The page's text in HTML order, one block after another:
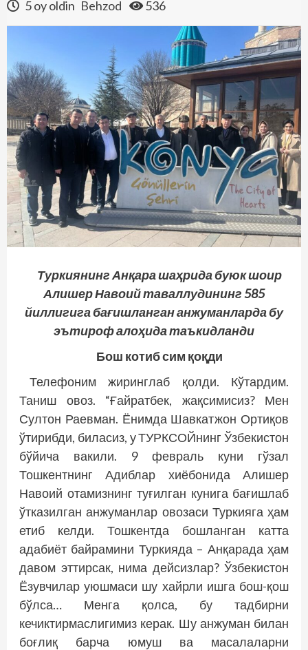
5 oy oldin Behzod 536
Туркиянинг Анқара шаҳрида буюк шоир
Алишер Навоий таваллудининг 585
йиллигига бағишланган анжуманларда бу
эътироф алоҳида таъкидланди
Бош котиб сим қоқди
Телефоним жиринглаб қолди. Кўтардим.
Таниш овоз. “Ғайратбек, жақсимисиз? Мен
Султон Раевман. Ёнимда Шавкатжон Ортиқов
ўтирибди, биласиз, у ТУРКСОЙнинг Ўзбекистон
бўйича вакили. 9 февраль куни гўзал
Тошкентнинг Адиблар хиёбонида Алишер
Навоий отамизнинг туғилган кунига бағишлаб
ўтказилган анжуманлар овозаси Туркияга ҳам
етиб келди. Тошкентда бошланган катта
адабиёт байрамини Туркияда – Анқарада ҳам
давом эттирсак, нима дейсизлар? Ўзбекистон
Ёзувчилар уюшмаси шу хайрли ишга бош-қош
бўлса… Менга қолса, бу тадбирни
кечиктирмаслигимиз керак. Шу анжуман билан
боғлиқ барча юмуш ва масалаларни